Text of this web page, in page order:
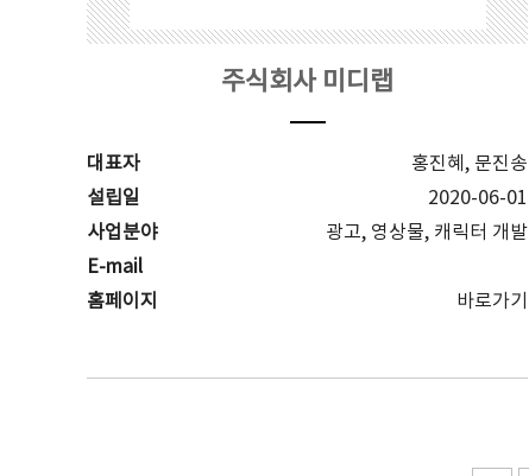
주식회사 미디랩
대표자
홍진혜, 문진송
설립일
2020-06-01
사업분야
광고, 영상물, 캐릭터 개발
E-mail
홈페이지
바로가기